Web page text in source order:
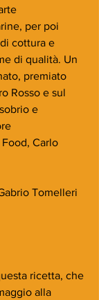
per poi
cottura e
di qualità. Un
premiato
Rosso e sul
e
Carlo
Tomelleri
ricetta, che
alla